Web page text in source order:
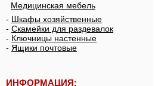
Медицинская мебель
- Шкафы хозяйственные
- Скамейки для раздевалок
- Ключницы настенные
- Ящики почтовые
ИНФОРМАЦИЯ: